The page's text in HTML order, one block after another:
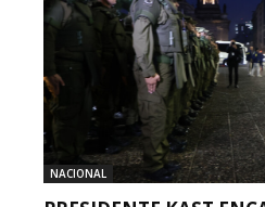
NACIONAL